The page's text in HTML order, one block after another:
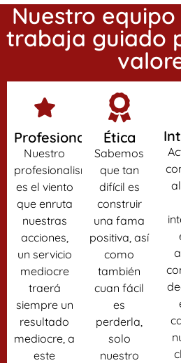
Nuestro
trabaja guiado
Profesionalismo
Nuestro
profesionalismo
es el viento
que enruta
nuestras
acciones,
un servicio
mediocre
traerá
siempre un
resultado
mediocre, a
este
Ética
Sabemos
que tan
difícil es
construir
una fama
positiva, así
como
también
cuan fácil
es
perderla,
solo
nuestro